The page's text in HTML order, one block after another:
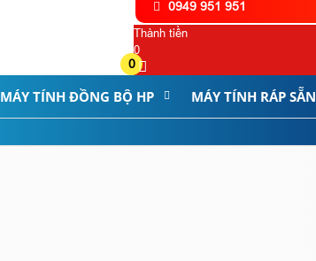
0949 951 951
Thành tiền
0
0
MÁY TÍNH ĐỒNG BỘ HP MÁY TÍNH RÁP SẴN